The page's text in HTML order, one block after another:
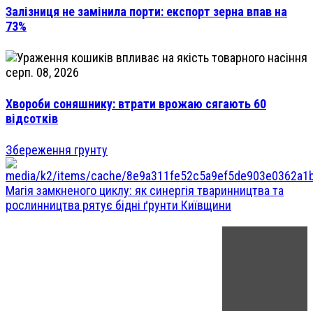
Залізниця не замінила порти: експорт зерна впав на
73%
серп. 08, 2026
Хвороби соняшнику: втрати врожаю сягають 60
відсотків
Збереження грунту
Магія замкненого циклу: як синергія тваринництва та
рослинництва рятує бідні ґрунти Київщини